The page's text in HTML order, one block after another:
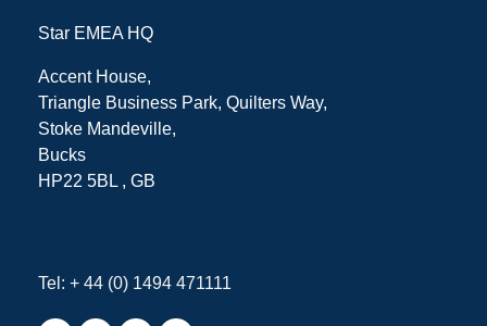
Star EMEA HQ
Accent House,
Triangle Business Park, Quilters Way,
Stoke Mandeville,
Bucks
HP22 5BL , GB
Tel: + 44 (0) 1494 471111